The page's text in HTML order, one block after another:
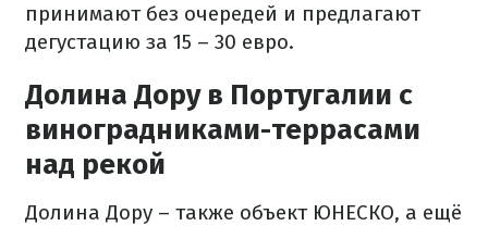
принимают без очередей и предлагают
дегустацию за 15 – 30 евро.
Долина Дору в Португалии с
виноградниками-террасами
над рекой
Долина Дору – также объект ЮНЕСКО, а ещё